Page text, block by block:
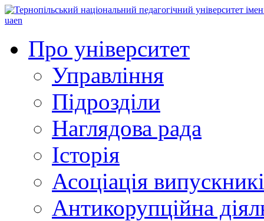
uaen
Про університет
Управління
Підрозділи
Наглядова рада
Історія
Асоціація
Антикорупційна